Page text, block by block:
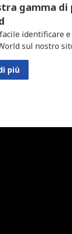
gamma
identificare
sul nostro
più